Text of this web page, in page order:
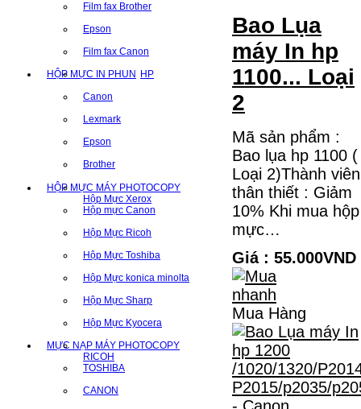
Film fax Brother
Epson
Film fax Canon
HỘP MỰC IN PHUN HP
Canon
Lexmark
Epson
Brother
HỘP MỰC MÁY PHOTOCOPY
Hộp Mực Xerox
Hộp mực Canon
Hộp Mực Ricoh
Hộp Mực Toshiba
Hộp Mực konica minolta
Hộp Mực Sharp
Hộp Mực Kyocera
MỰC NẠP MÁY PHOTOCOPY
RICOH
TOSHIBA
CANON
Bao Lụa
máy In hp
1100... Loại
2
Mã sản phẩm :
Bao lụa hp 1100 (
Loại 2)Thành viên
thân thiết : Giảm
10% Khi mua hộp
mực…
Giá : 55.000VND
Mua Hàng